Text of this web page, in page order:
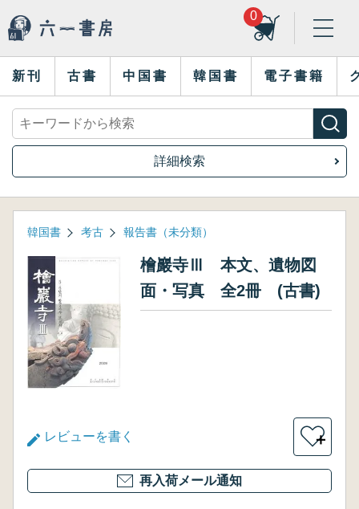
0
新刊 古書 中国書 韓国書 電子書籍
詳細検索
韓国書 考古 報告書（未分類）
檜巖寺Ⅲ 本文、遺物図
面・写真 全2冊 (古書)
レビューを書く ＋
再入荷メール通知